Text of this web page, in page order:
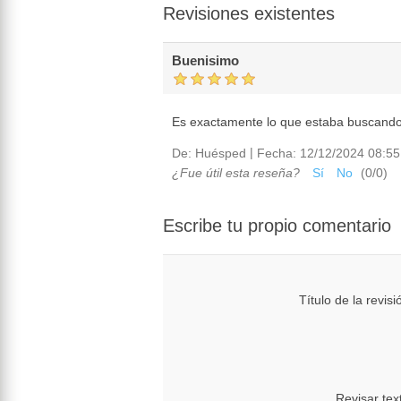
Revisiones existentes
Buenisimo
Es exactamente lo que estaba
De: Huésped | Fecha: 12/12/2024
¿Fue útil esta reseña?
Sí No (0/0)
Escribe tu propio comentario
Título de la
Revisar